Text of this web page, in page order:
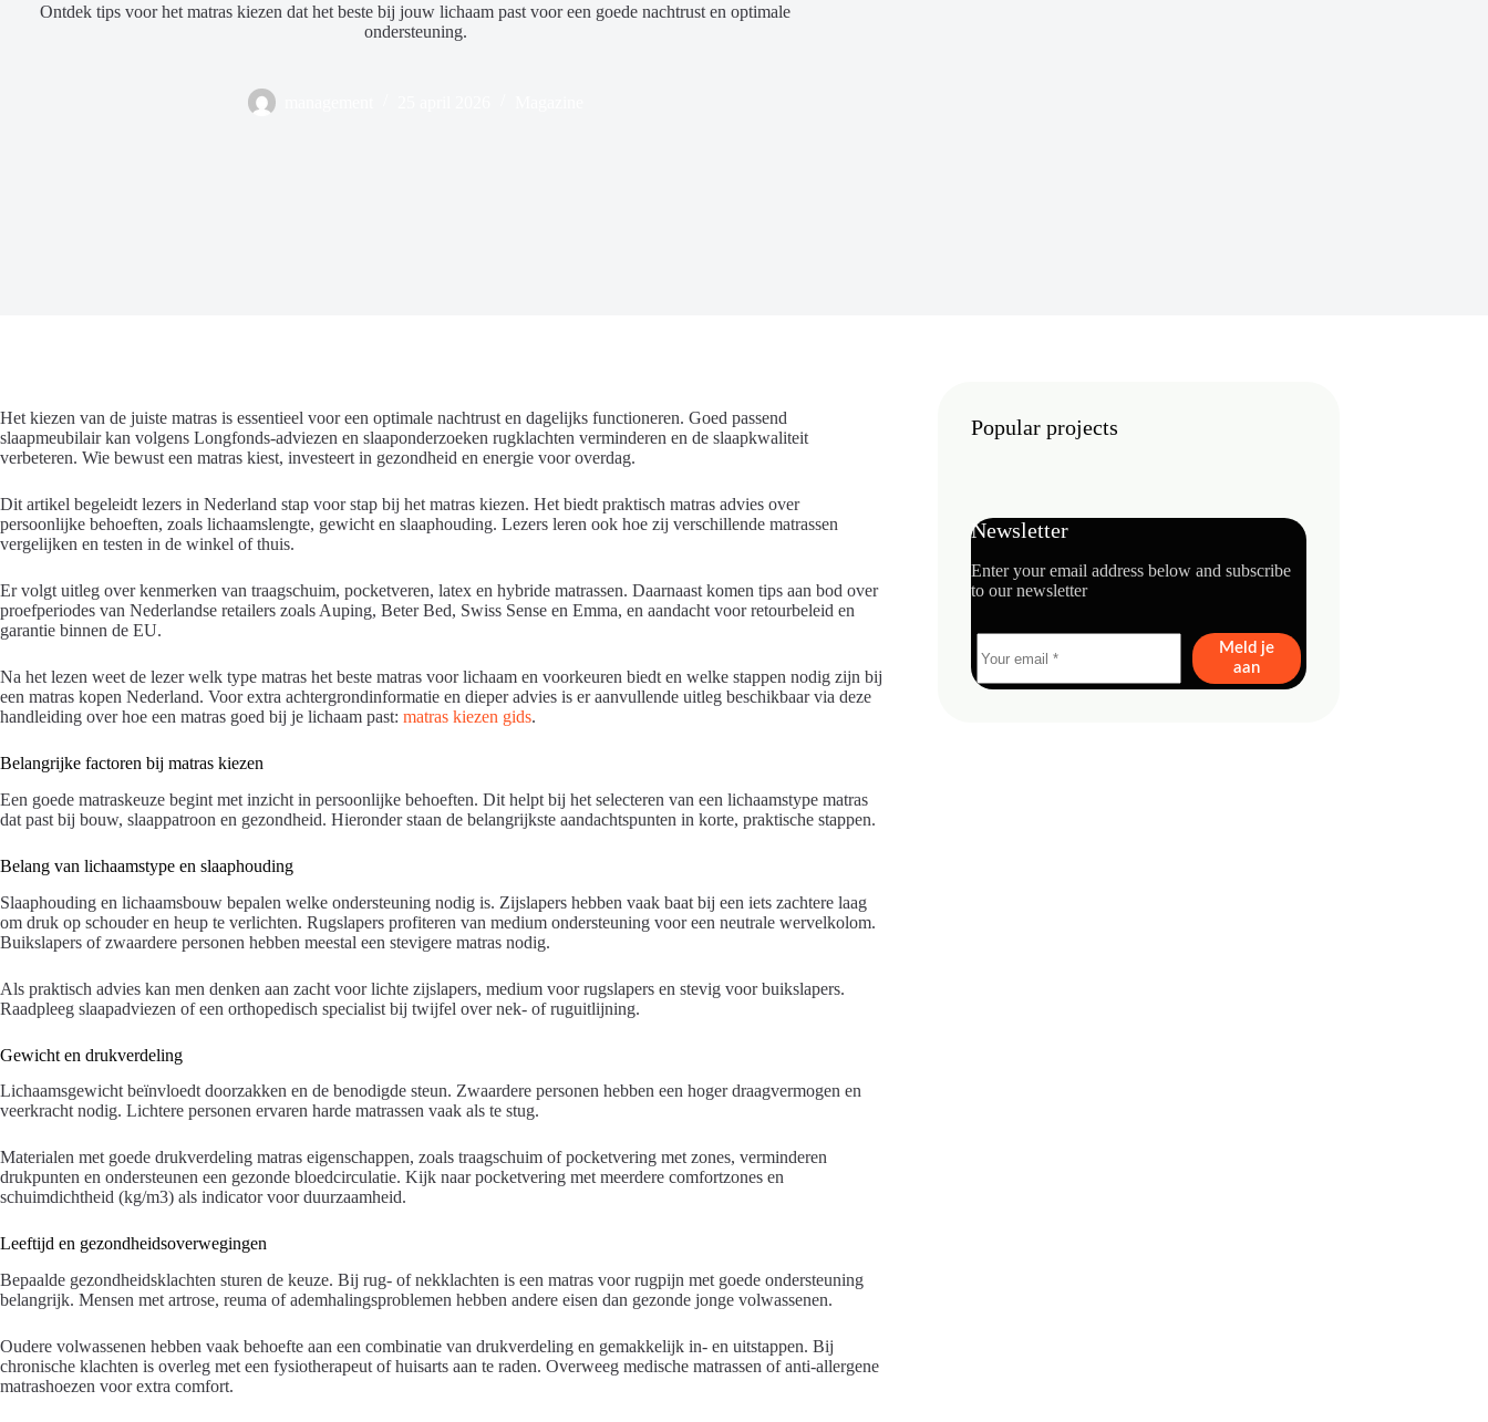
Ontdek tips voor het matras kiezen dat het beste bij jouw lichaam past voor een goede nachtrust en optimale
ondersteuning.
Het kiezen van de juiste matras is essentieel voor een optimale nachtrust en dagelijks functioneren. Goed passend
slaapmeubilair kan volgens Longfonds-adviezen en slaaponderzoeken rugklachten verminderen en de slaapkwaliteit
verbeteren. Wie bewust een matras kiest, investeert in gezondheid en energie voor overdag.
Dit artikel begeleidt lezers in Nederland stap voor stap bij het matras kiezen. Het biedt praktisch matras advies over
persoonlijke behoeften, zoals lichaamslengte, gewicht en slaaphouding. Lezers leren ook hoe zij verschillende matrassen
vergelijken en testen in de winkel of thuis.
Er volgt uitleg over kenmerken van traagschuim, pocketveren, latex en hybride matrassen. Daarnaast komen tips aan bod over
proefperiodes van Nederlandse retailers zoals Auping, Beter Bed, Swiss Sense en Emma, en aandacht voor retourbeleid en
garantie binnen de EU.
Na het lezen weet de lezer welk type matras het beste matras voor lichaam en voorkeuren biedt en welke stappen nodig zijn bij
een matras kopen Nederland. Voor extra achtergrondinformatie en dieper advies is er aanvullende uitleg beschikbaar via deze
handleiding over hoe een matras goed bij je lichaam past: matras kiezen gids.
Belangrijke factoren bij matras kiezen
Een goede matraskeuze begint met inzicht in persoonlijke behoeften. Dit helpt bij het selecteren van een lichaamstype matras
dat past bij bouw, slaappatroon en gezondheid. Hieronder staan de belangrijkste aandachtspunten in korte, praktische stappen.
Belang van lichaamstype en slaaphouding
Slaaphouding en lichaamsbouw bepalen welke ondersteuning nodig is. Zijslapers hebben vaak baat bij een iets zachtere laag
om druk op schouder en heup te verlichten. Rugslapers profiteren van medium ondersteuning voor een neutrale wervelkolom.
Buikslapers of zwaardere personen hebben meestal een stevigere matras nodig.
Als praktisch advies kan men denken aan zacht voor lichte zijslapers, medium voor rugslapers en stevig voor buikslapers.
Raadpleeg slaapadviezen of een orthopedisch specialist bij twijfel over nek- of ruguitlijning.
Gewicht en drukverdeling
Lichaamsgewicht beïnvloedt doorzakken en de benodigde steun. Zwaardere personen hebben een hoger draagvermogen en
veerkracht nodig. Lichtere personen ervaren harde matrassen vaak als te stug.
Materialen met goede drukverdeling matras eigenschappen, zoals traagschuim of pocketvering met zones, verminderen
drukpunten en ondersteunen een gezonde bloedcirculatie. Kijk naar pocketvering met meerdere comfortzones en
schuimdichtheid (kg/m3) als indicator voor duurzaamheid.
Leeftijd en gezondheidsoverwegingen
Bepaalde gezondheidsklachten sturen de keuze. Bij rug- of nekklachten is een matras voor rugpijn met goede ondersteuning
belangrijk. Mensen met artrose, reuma of ademhalingsproblemen hebben andere eisen dan gezonde jonge volwassenen.
Oudere volwassenen hebben vaak behoefte aan een combinatie van drukverdeling en gemakkelijk in- en uitstappen. Bij
chronische klachten is overleg met een fysiotherapeut of huisarts aan te raden. Overweeg medische matrassen of anti-allergene
matrashoezen voor extra comfort.
Popular projects
Newsletter
Enter your email address below and subscribe
to our newsletter
Meld je
aan